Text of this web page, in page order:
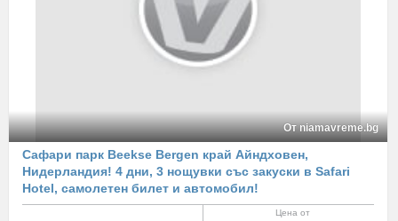
От niamavreme.bg
Сафари парк Beekse Bergen край Айндховен,
Нидерландия! 4 дни, 3 нощувки със закуски в Safari
Hotel, самолетен билет и автомобил!
Цена от